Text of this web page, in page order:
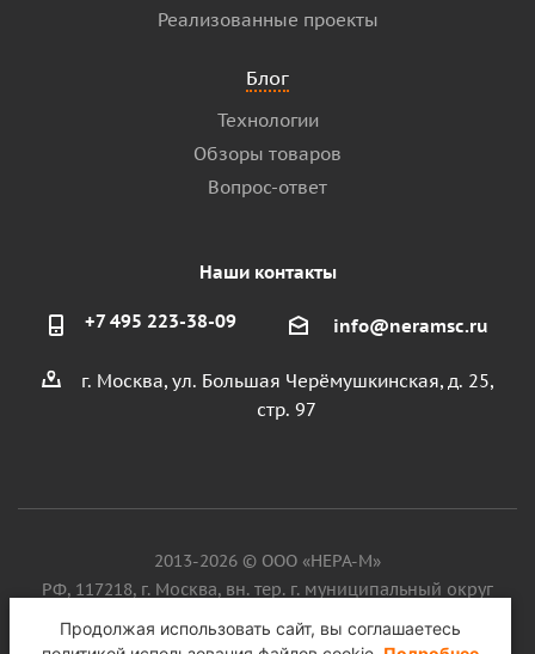
Реализованные проекты
Блог
Технологии
Обзоры товаров
Вопрос-ответ
Наши контакты
+7 495 223-38-09 info@neramsc.ru
г. Москва, ул. Большая Черёмушкинская, д. 25,
стр. 97
2013-2026 © ООО «НЕРА-М»
РФ, 117218, г. Москва, вн. тер. г. муниципальный округ
Котловка, ул. Большая Черёмушкинская, д. 25, стр. 97, ИНН
9718086924, ОГРН 1187746099750
Продолжая использовать сайт, вы соглашаетесь